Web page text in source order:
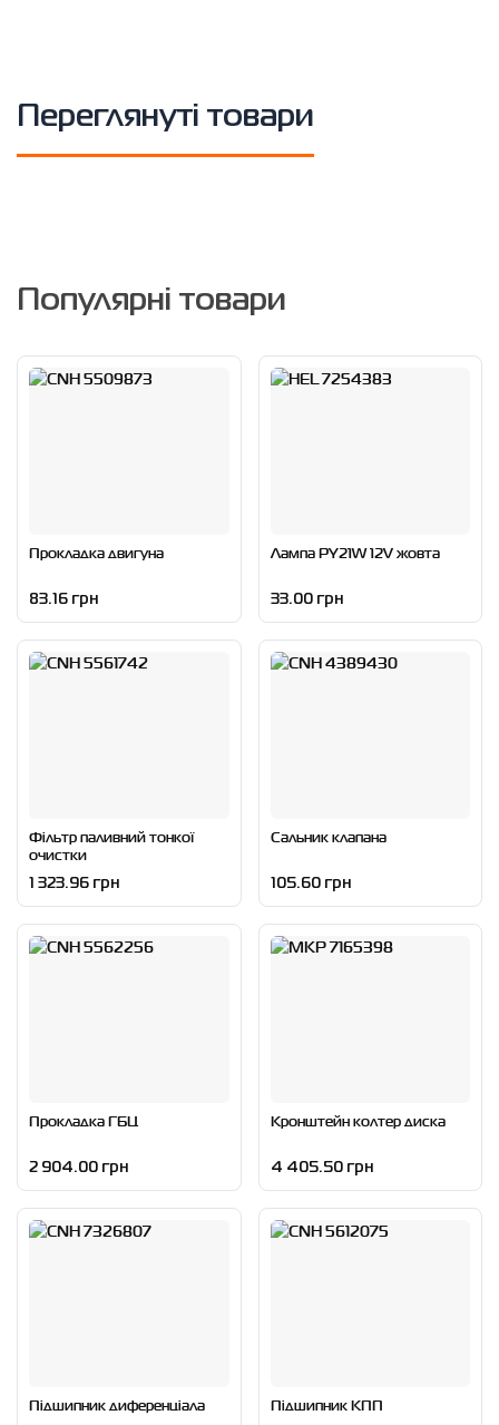
Переглянуті товари
Популярні товари
Прокладка двигуна
83.16 грн
Лампа PY21W 12V жовта
33.00 грн
Фільтр паливний тонкої
очистки
1 323.96 грн
Сальник клапана
105.60 грн
Прокладка ГБЦ
2 904.00 грн
Кронштейн колтер диска
4 405.50 грн
Підшипник диференціала Підшипник КПП